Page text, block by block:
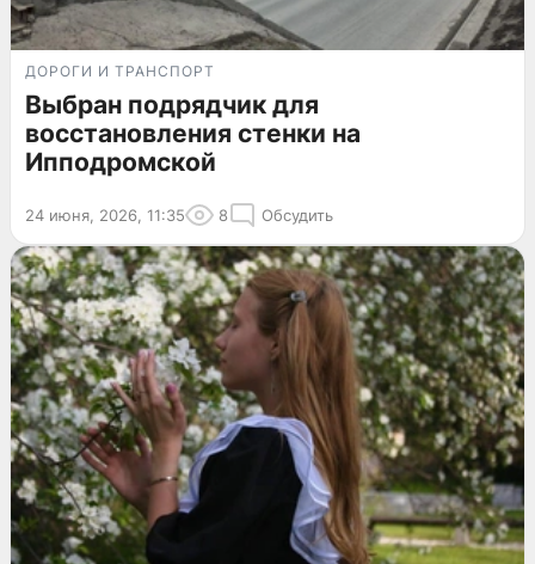
ДОРОГИ И ТРАНСПОРТ
Выбран подрядчик для
восстановления стенки на
Ипподромской
24 июня, 2026, 11:35 8 Обсудить